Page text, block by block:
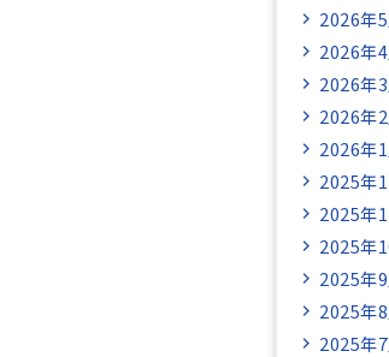
2026年
2026年
2026年
2026年
2026年
2025年
2025年
2025年
2025年
2025年
2025年